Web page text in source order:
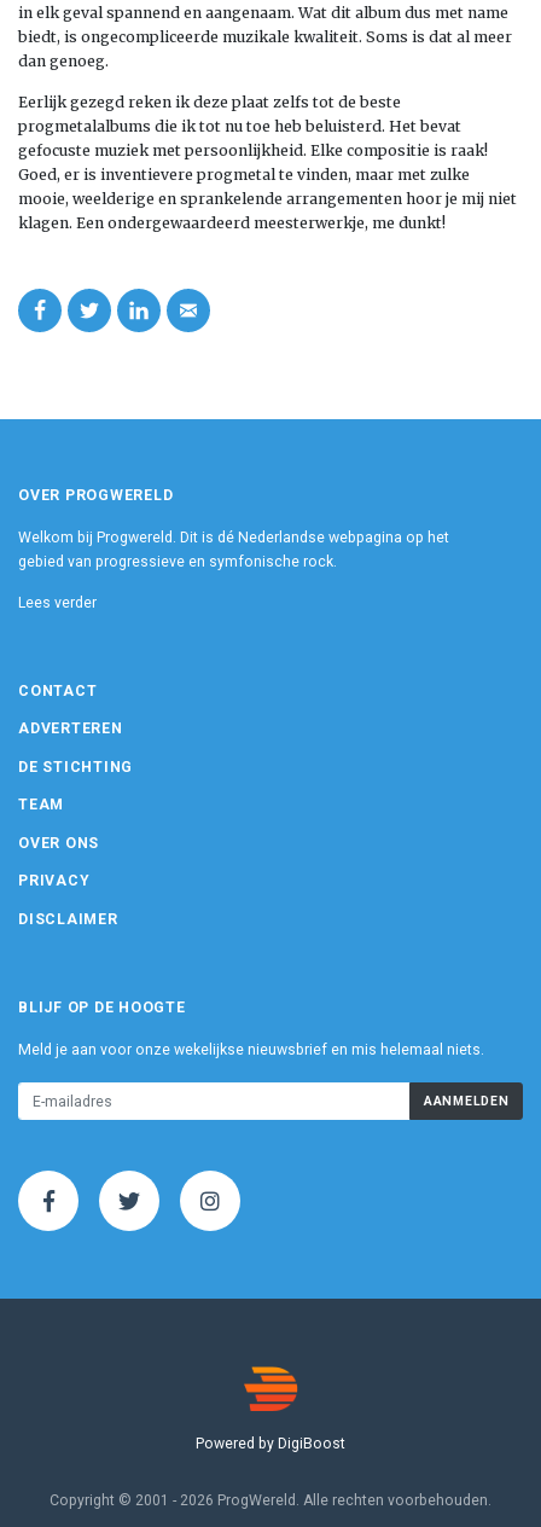
in elk geval spannend en aangenaam. Wat dit album dus met name
biedt, is ongecompliceerde muzikale kwaliteit. Soms is dat al meer
dan genoeg.
Eerlijk gezegd reken ik deze plaat zelfs tot de beste
progmetalalbums die ik tot nu toe heb beluisterd. Het bevat
gefocuste muziek met persoonlijkheid. Elke compositie is raak!
Goed, er is inventievere progmetal te vinden, maar met zulke
mooie, weelderige en sprankelende arrangementen hoor je mij niet
klagen. Een ondergewaardeerd meesterwerkje, me dunkt!
OVER PROGWERELD
Welkom bij Progwereld. Dit is dé Nederlandse webpagina op het
gebied van progressieve en symfonische rock.
Lees verder
CONTACT
ADVERTEREN
DE STICHTING
TEAM
OVER ONS
PRIVACY
DISCLAIMER
BLIJF OP DE HOOGTE
Meld je aan voor onze wekelijkse nieuwsbrief en mis helemaal niets.
AANMELDEN
Powered by DigiBoost
Copyright © 2001 - 2026 ProgWereld. Alle rechten voorbehouden.